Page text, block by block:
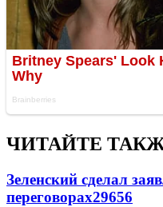
ЧИТАЙТЕ
Зеленский сделал
переговорах29656